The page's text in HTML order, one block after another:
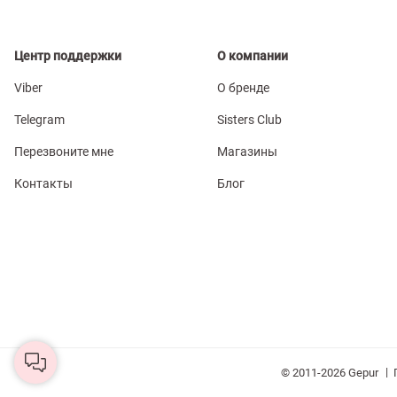
Центр поддержки
Viber
Telegram
Перезвоните мне
Контакты
О компании
О бренде
Sisters Club
Магазины
Блог
© 2011-2026 Gepur |